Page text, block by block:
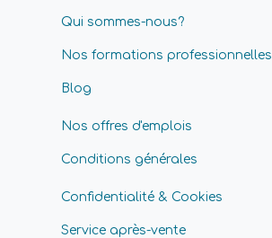
Qui sommes-nous?
Nos formations professionnelles
Blog
Nos offres d'emplois
Conditions générales
Confidentialité & Cookies
Service après-vente